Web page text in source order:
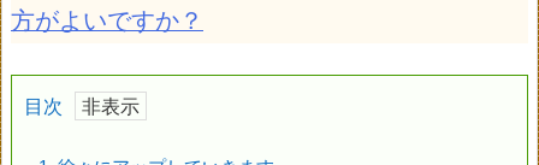
方がよいですか？
目次